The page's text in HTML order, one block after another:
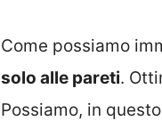
Come possiamo
solo alle pareti.
Possiamo, in